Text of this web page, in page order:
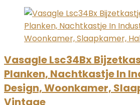
Vasagle Lsc34Bx
Planken, Nachtkastje In
Design, Woonkamer,
Vintage